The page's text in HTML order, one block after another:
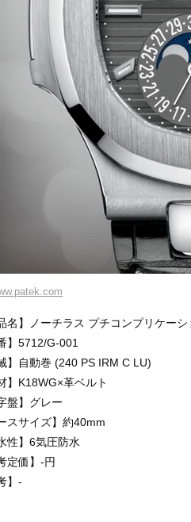
名】ノーチラス プチコンプリケーシ
】5712/G-001
】自動巻 (240 PS IRM C LU)
】K18WG×革ベルト
盤】グレー
スサイズ】約40mm
性】6気圧防水
定価】-円
】-